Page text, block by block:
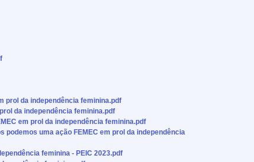
prol da independência feminina.pdf
da independência feminina.pdf
em prol da independência feminina.pdf
podemos uma ação FEMEC em prol da independência
feminina - PEIC 2023.pdf